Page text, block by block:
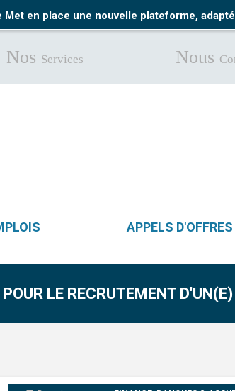
Met en place une nouvelle plateforme,
Nos Services Nous
APPELS D'OFFRES
LE RECRUTEMENT